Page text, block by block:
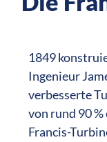
1849
Ingenieur
verbesserte
von rund 90
Francis-